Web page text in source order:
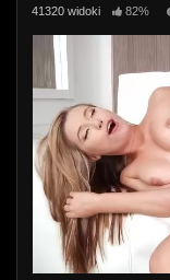
41320 widoki 82%